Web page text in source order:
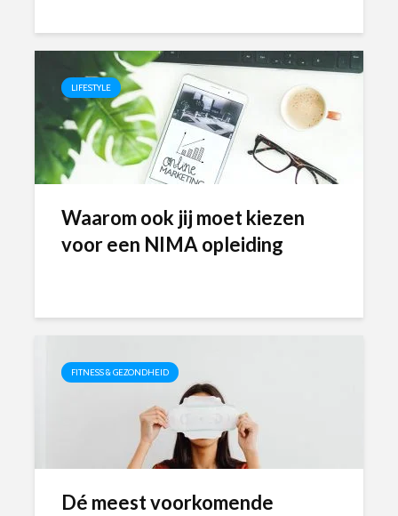
LIFESTYLE
Waarom ook jij moet kiezen
voor een NIMA opleiding
FITNESS & GEZONDHEID
Dé meest voorkomende